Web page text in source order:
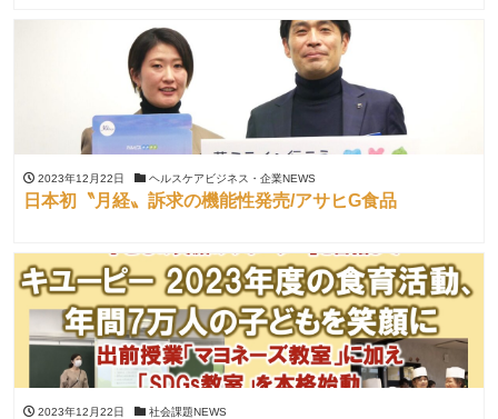
2023年12月22日 ヘルスケアビジネス・企業NEWS
日本初〝月経〟訴求の機能性発売/アサヒG食品
2023年12月22日 社会課題NEWS